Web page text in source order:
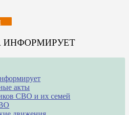
ИНФОРМИРУЕТ
акты
СВО и их семей